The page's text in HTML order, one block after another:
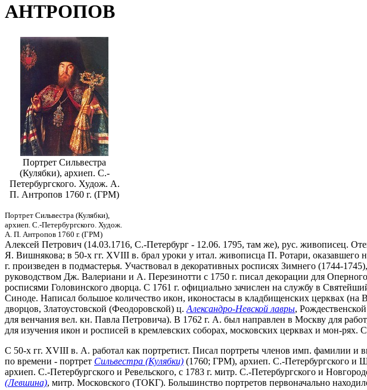
АНТРОПОВ
Портрет Сильвестра
(Кулябки), архиеп. С.-
Петербургского. Худож. А.
П. Антропов 1760 г. (ГРМ)
Портрет Сильвестра (Кулябки),
архиеп. С.-Петербургского. Худож.
А. П. Антропов 1760 г. (ГРМ)
Алексей Петрович (14.03.1716, С.-Петербург - 12.06. 1795, там же), рус. живописец.
Я. Вишнякова; в 50-х гг. XVIII в. брал уроки у итал. живописца П. Ротари,
г. произведен в подмастерья. Участвовал в декоративных росписях Зимнего (1744-
руководством Дж. Валериани и А. Перезинотти с 1750 г. писал декорации для
росписями Головинского дворца. С 1761 г. официально зачислен на службу в
Синоде. Написал большое количество икон, иконостасы в кладбищенских церквах
дворцов, Златоустовской (Феодоровской) ц. Александро-Невской лавры,
для венчания вел. кн. Павла Петровича). В 1762 г. А. был направлен в Москву для
для изучения икон и росписей в кремлевских соборах, московских церквах и мон-
С 50-х гг. XVIII в. А. работал как портретист. Писал портреты членов имп. фамилии и
по времени - портрет Сильвестра (Кулябки) (1760; ГРМ), архиеп. С.-Петербургского и
архиеп. С.-Петербургского и Ревельского, с 1783 г. митр. С.-Петербургского и
(Левшина), митр. Московского (ТОКГ). Большинство портретов первоначально